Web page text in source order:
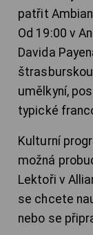
patřit
Od 19:00 v
Davida
umělkyní,
typické
Kulturní
možná
Lektoři v
se chcete
nebo se